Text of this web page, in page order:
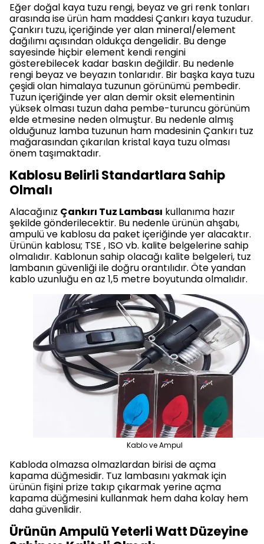
Eğer doğal kaya tuzu rengi, beyaz ve gri renk tonları
arasında ise ürün ham maddesi Çankırı kaya tuzudur.
Çankırı tuzu, içeriğinde yer alan mineral/element
dağılımı açısından oldukça dengelidir. Bu denge
sayesinde hiçbir element kendi rengini
gösterebilecek kadar baskın değildir. Bu nedenle
rengi beyaz ve beyazın tonlarıdır. Bir başka kaya tuzu
çeşidi olan himalaya tuzunun görünümü pembedir.
Tuzun içeriğinde yer alan demir oksit elementinin
yüksek olması tuzun daha pembe-turuncu görünüm
elde etmesine neden olmuştur. Bu nedenle almış
olduğunuz lamba tuzunun ham madesinin Çankırı tuz
mağarasından çıkarılan kristal kaya tuzu olması
önem taşımaktadır.
Kablosu Belirli Standartlara Sahip
Olmalı
Alacağınız Çankırı Tuz Lambası kullanıma hazır
şekilde gönderilecektir. Bu nedenle ürünün ahşabı,
ampulü ve kablosu da paket içeriğinde yer alacaktır.
Ürünün kablosu; TSE , ISO vb. kalite belgelerine sahip
olmalıdır. Kablonun sahip olacağı kalite belgeleri, tuz
lambanın güvenliği ile doğru orantılıdır. Öte yandan
kablo uzunluğu en az 1,5 metre boyutunda olmalıdır.
Kablo ve Ampul
Kabloda olmazsa olmazlardan birisi de açma
kapama düğmesidir. Tuz lambasını yakmak için
ürünün fişini prize takıp çıkarmak yerine açma
kapama düğmesini kullanmak hem daha kolay hem
daha güvenlidir.
Ürünün Ampulü Yeterli Watt Düzeyine